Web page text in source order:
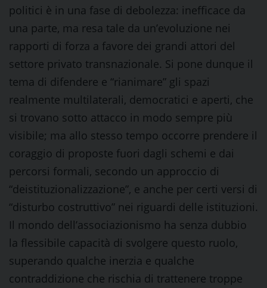
politici è in una fase di debolezza: inefficace da
una parte, ma resa tale da un’evoluzione nei
rapporti di forza a favore dei grandi attori del
settore privato transnazionale. Si pone dunque il
tema di difendere e “rianimare” gli spazi
realmente multilaterali, democratici e aperti, che
si trovano sotto attacco in modo sempre più
visibile; ma allo stesso tempo occorre prendere il
coraggio di proposte fuori dagli schemi e dai
percorsi formali, secondo un approccio di
“deistituzionalizzazione”, e anche per certi versi di
“disturbo costruttivo” nei riguardi delle istituzioni.
Il mondo dell’associazionismo ha senza dubbio
la flessibile capacità di svolgere questo ruolo,
superando qualche inerzia e qualche
contraddizione che rischia di trattenere troppe